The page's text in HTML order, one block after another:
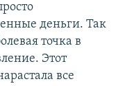
деньги. Так
точка в
Этот
все